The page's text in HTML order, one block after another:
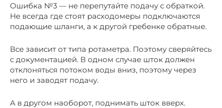
Ошибка №3 — не перепутайте подачу с обраткой.
Не всегда где стоят расходомеры подключаются
подающие шланги, а к другой гребенке обратные.
Все зависит от типа ротаметра. Поэтому сверяйтесь
с документацией. В одном случае шток должен
отклоняться потоком воды вниз, поэтому через
него и заводят подачу.
А в другом наоборот, поднимать шток вверх.